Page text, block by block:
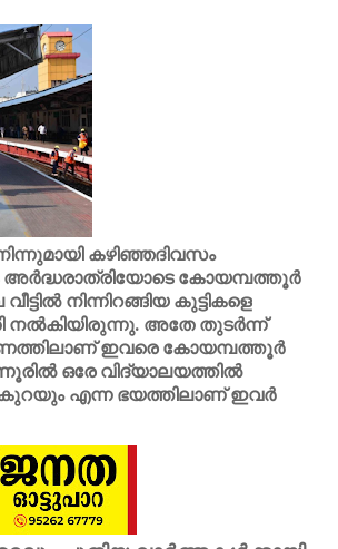
കഴിഞ്ഞദിവസം
കോയമ്പത്തൂർ
നിന്നിറങ്ങിയ കുട്ടികളെ
നൽകിയിരുന്നു. അതേ തുടർന്ന്
ഇവരെ കോയമ്പത്തൂർ
ഒരേ വിദ്യാലയത്തിൽ
എന്ന ഭയത്തിലാണ് ഇവർ